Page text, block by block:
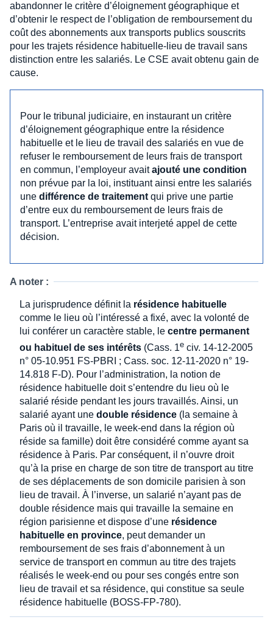
abandonner le critère d’éloignement géographique et
d’obtenir le respect de l’obligation de remboursement du
coût des abonnements aux transports publics souscrits
pour les trajets résidence habituelle-lieu de travail sans
distinction entre les salariés. Le CSE avait obtenu gain de
cause.
Pour le tribunal judiciaire, en instaurant un critère
d’éloignement géographique entre la résidence
habituelle et le lieu de travail des salariés en vue de
refuser le remboursement de leurs frais de transport
en commun, l’employeur avaitajouté une condition
non prévue par la loi, instituant ainsi entre les salariés
une différence de traitement qui prive une partie
d’entre eux du remboursement de leurs frais de
transport. L’entreprise avait interjeté appel de cette
décision.
A noter :
La jurisprudence définit la résidence habituelle
comme le lieu où l’intéressé a fixé, avec la volonté de
lui conférer un caractère stable, le centre permanent
ou habituel de ses intérêts (Cass. 1e civ. 14-12-2005
n° 05-10.951 FS-PBRI ; Cass. soc. 12-11-2020 n° 19-
14.818 F-D). Pour l’administration, la notion de
résidence habituelle doit s’entendre du lieu où le
salarié réside pendant les jours travaillés. Ainsi, un
salarié ayant une double résidence (la semaine à
Paris où il travaille, le week-end dans la région où
réside sa famille) doit être considéré comme ayant sa
résidence à Paris. Par conséquent, il n’ouvre droit
qu’à la prise en charge de son titre de transport au titre
de ses déplacements de son domicile parisien à son
lieu de travail. À l’inverse, un salarié n’ayant pas de
double résidence mais qui travaille la semaine en
région parisienne et dispose d’une résidence
habituelle en province, peut demander un
remboursement de ses frais d’abonnement à un
service de transport en commun au titre des trajets
réalisés le week-end ou pour ses congés entre son
lieu de travail et sa résidence, qui constitue sa seule
résidence habituelle (BOSS-FP-780).